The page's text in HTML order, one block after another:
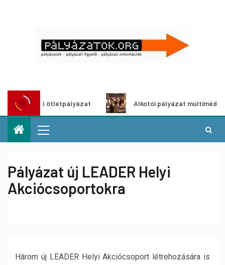
ötletpályázat Alkotói pályázat multimédia-
Pályázat új LEADER Helyi
Akciócsoportokra
Három új LEADER Helyi Akciócsoport létrehozására is